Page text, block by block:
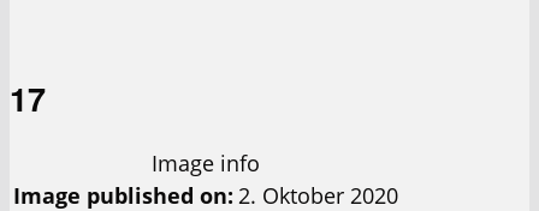
17
Image info
Image published on: 2. Oktober 2020